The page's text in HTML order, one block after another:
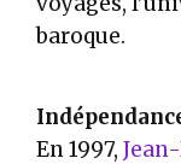
baroque.
En 1997,